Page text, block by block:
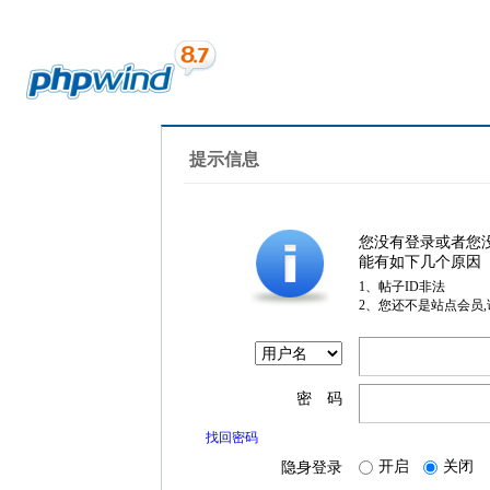
提示信息
您没有登录或者您
能有如下几个原因
1、帖子ID非法
2、您还不是站点会员
密 码
找回密码
隐身登录 开启 关闭